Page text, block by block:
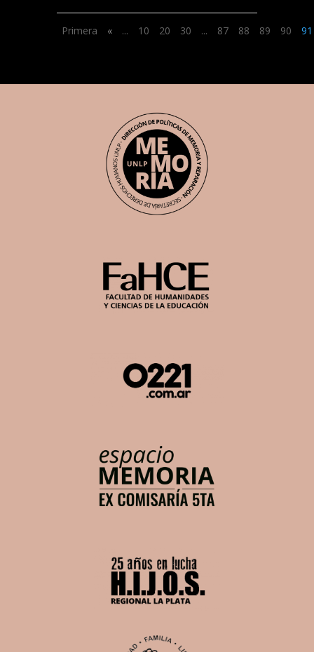
Primera « ... 10 20 30 ... 87 88 89 90 91